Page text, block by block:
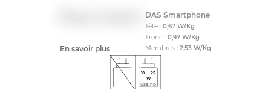
En savoir plus
DAS Smartphone
Tête : 0,67 W/Kg
Tronc : 0,97 W/Kg
Membres : 2,53 W/Kg
10—25
W
USB PD